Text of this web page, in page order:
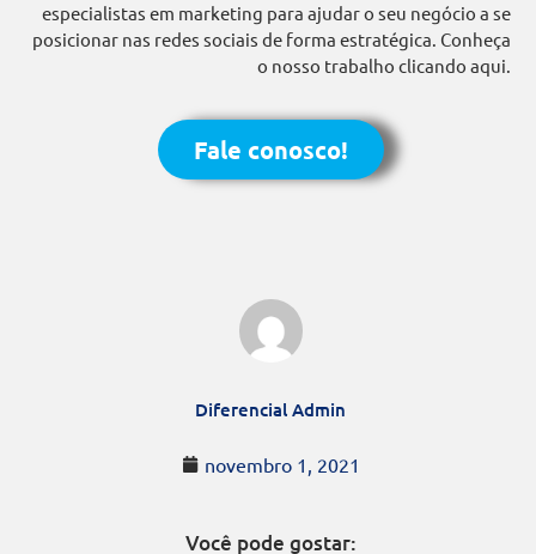
especialistas em marketing para ajudar o seu negócio a se
posicionar nas redes sociais de forma estratégica. Conheça
o nosso trabalho clicando aqui.
Fale conosco!
Diferencial Admin
novembro 1, 2021
Você pode gostar: